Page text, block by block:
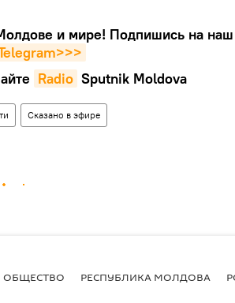
и мире! Подпишись на наш
Radio Sputnik Moldova
Сказано в эфире
ОБЩЕСТВО РЕСПУБЛИКА МОЛДОВА